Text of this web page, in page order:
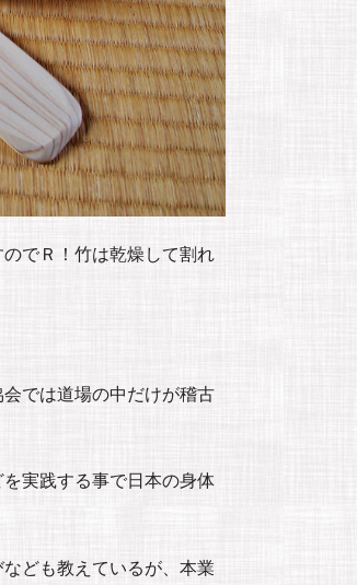
でＲ！竹は乾燥して割れ
では道場の中だけが稽古
実践する事で日本の身体
ども教えているが、本業